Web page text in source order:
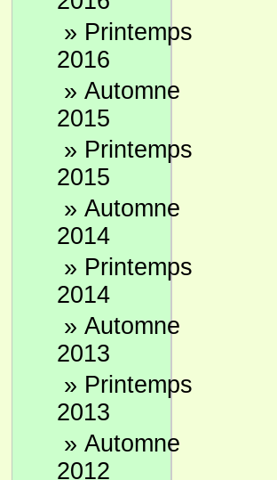
» Printemps
2016
» Automne
2015
» Printemps
2015
» Automne
2014
» Printemps
2014
» Automne
2013
» Printemps
2013
» Automne
2012